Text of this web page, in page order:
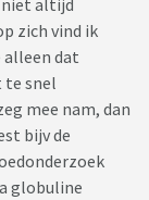
niet altijd
zich vind ik
alleen dat
te snel
mee nam, dan
bijv de
globuline